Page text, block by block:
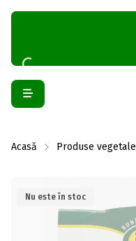
Acasă Produse vegetale
Nu este în stoc